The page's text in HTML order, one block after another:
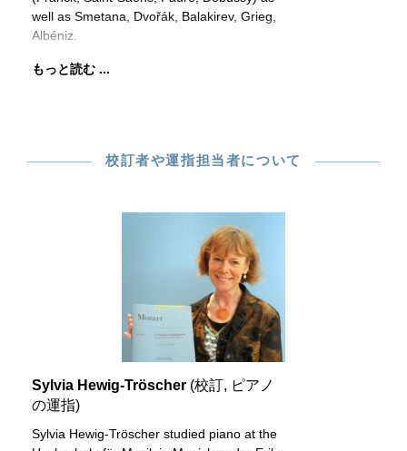
well as Smetana, Dvořák, Balakirev, Grieg,
Albéniz.
もっと読む ...
校訂者や運指担当者について
Sylvia Hewig-Tröscher (校訂, ピアノ
の運指)
Sylvia Hewig-Tröscher studied piano at the